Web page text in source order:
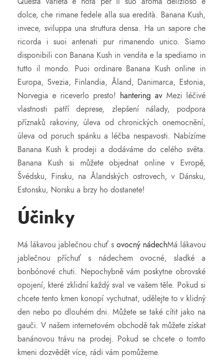
dolce, che rimane fedele alla sua eredità. Banana Kush,
invece, sviluppa una struttura densa. Ha un sapore che
ricorda i suoi antenati pur rimanendo unico. Siamo
disponibili con Banana Kush in vendita e la spediamo in
tutto il mondo. Puoi ordinare Banana Kush online in
Europa, Svezia, Finlandia, Åland, Danimarca, Estonia,
Norvegia e riceverlo presto! hantering av Mezi léčivé
vlastnosti patří deprese, zlepšení nálady, podpora
příznaků rakoviny, úleva od chronických onemocnění,
úleva od poruch spánku a léčba nespavosti. Nabízíme
Banana Kush k prodeji a dodáváme do celého světa.
Banana Kush si můžete objednat online v Evropě,
Švédsku, Finsku, na Ålandských ostrovech, v Dánsku,
Estonsku, Norsku a brzy ho dostanete!
Účinky
Má lákavou jablečnou chuť s ovocný nádechMá lákavou
jablečnou příchuť s nádechem ovocné, sladké a
bonbónové chuti. Nepochybně vám poskytne obrovské
opojení, které zklidní každý sval ve vašem těle. Pokud si
chcete tento kmen konopí vychutnat, udělejte to v klidný
den nebo po dlouhém dni. Můžete se také cítit jako na
gauči. V našem internetovém obchodě tak můžete získat
banánovou trávu na prodej. Pokud se chcete o tomto
kmeni dozvědět více, rádi vám pomůžeme.